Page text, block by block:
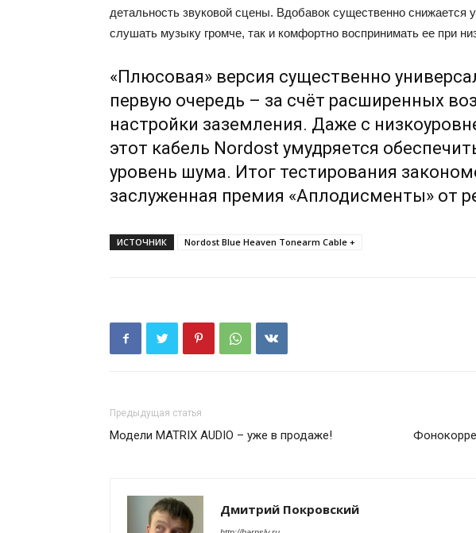
детальность звуковой сцены. Вдобавок существенно снижается
слушать музыку громче, так и комфортно воспринимать ее при
«Плюсовая» версия существенно
первую очередь – за счёт расширенных
настройки заземления. Даже с
этот кабель Nordost умудряется
уровень шума. Итог тестирования
заслуженная премия «Аплодисменты» от
ИСТОЧНИК Nordost Blue Heaven Tonearm Cable +
Предыдущая статья
Модели MATRIX AUDIO – уже в продаже!
Дмитрий Покровский